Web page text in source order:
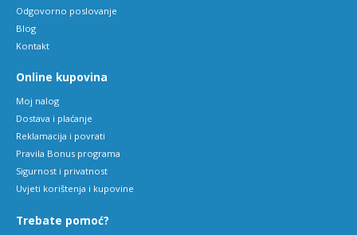
Odgovorno poslovanje
Blog
Kontakt
Online kupovina
Moj nalog
Dostava i plaćanje
Reklamacija i povrati
Pravila Bonus programa
Sigurnost i privatnost
Uvjeti korištenja i kupovine
Trebate pomoć?